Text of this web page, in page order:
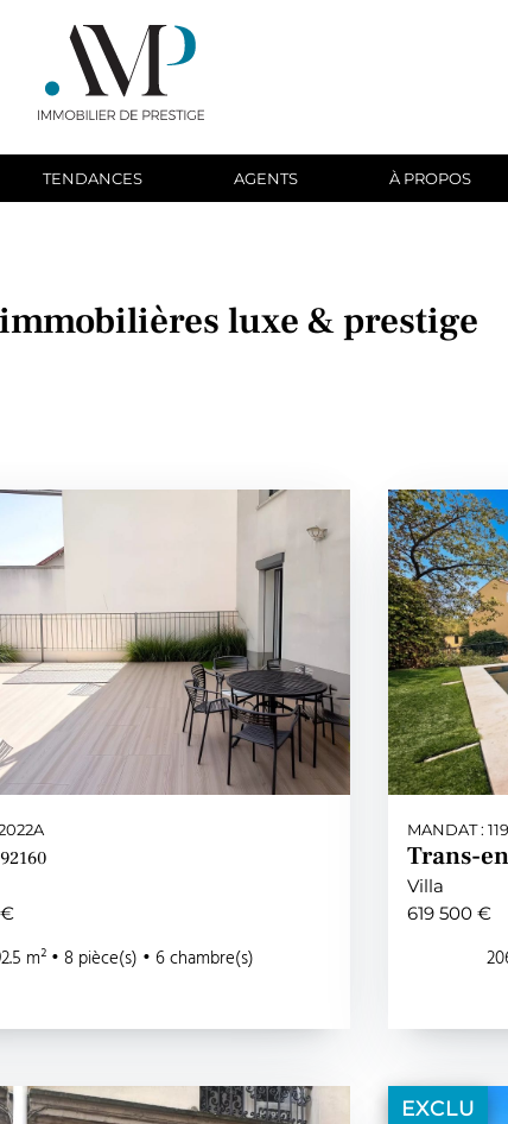
TENDANCES AGENTS À PROPOS
luxe & prestige
92160
m² • 8 pièce(s) • 6 chambre(s)
MANDAT :
Trans-
Villa
619 500 €
EXCLU